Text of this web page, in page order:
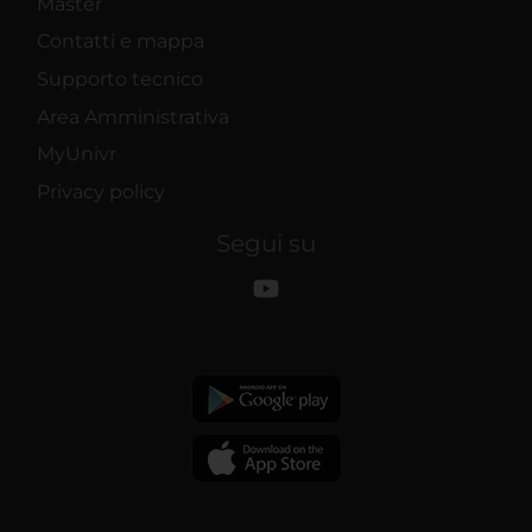
Contatti e mappa
Supporto tecnico
Area Amministrativa
MyUnivr
Privacy policy
Segui su